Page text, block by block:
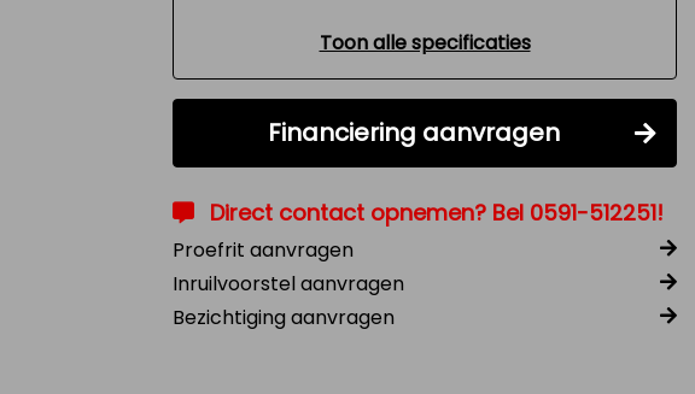
Toon alle specificaties
Financiering aanvragen
Direct contact opnemen? Bel 0591-512251!
Proefrit aanvragen
Inruilvoorstel aanvragen
Bezichtiging aanvragen